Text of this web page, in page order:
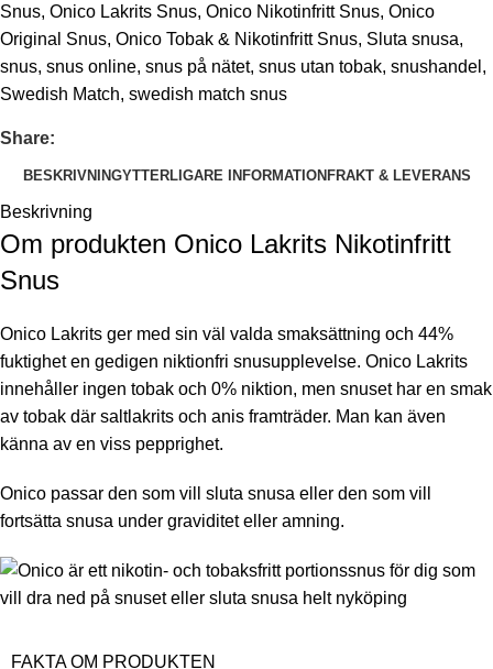
Snus, Onico Lakrits Snus, Onico Nikotinfritt Snus, Onico
Original Snus, Onico Tobak & Nikotinfritt Snus, Sluta snusa,
snus, snus online, snus på nätet, snus utan tobak, snushandel ,
Swedish Match, swedish match snus
Share:
BESKRIVNINGYTTERLIGARE INFORMATIONFRAKT & LEVERANS
Beskrivning
Om produkten Onico Lakrits Nikotinfritt
Snus
Onico Lakrits ger med sin väl valda smaksättning och 44%
fuktighet en gedigen niktionfri snusupplevelse. Onico Lakrits
innehåller ingen tobak och 0% niktion, men snuset har en smak
av tobak där saltlakrits och anis framträder. Man kan även
känna av en viss pepprighet.
Onico passar den som vill sluta snusa eller den som vill
fortsätta snusa under graviditet eller amning.
FAKTA OM PRODUKTEN